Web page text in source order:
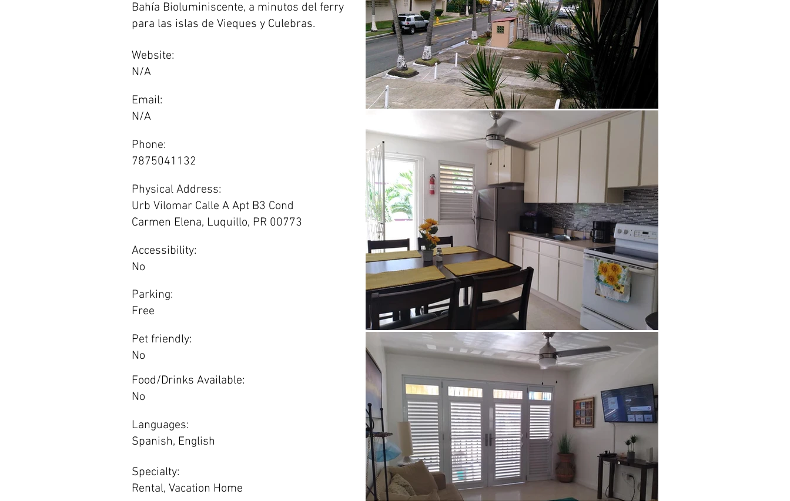
Bahía Bioluminiscente, a minutos del ferry
para las islas de Vieques y Culebras.
Website:
N/A
Email:
N/A
Phone:
7875041132
Physical Address:
Urb Vilomar Calle A Apt B3 Cond
Carmen Elena, Luquillo, PR 00773
Accessibility:
No
Parking:
Free
Pet friendly:
No
Food/Drinks Available:
No
Languages:
Spanish, English
Specialty:
Rental, Vacation Home